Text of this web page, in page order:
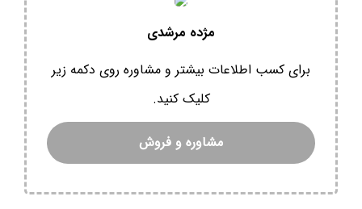
مژده مرشدی
برای کسب اطلاعات بیشتر و مشاوره روی دکمه زیر
کلیک کنید.
مشاوره و فروش